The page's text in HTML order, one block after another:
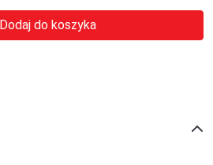
Dodaj do koszyka